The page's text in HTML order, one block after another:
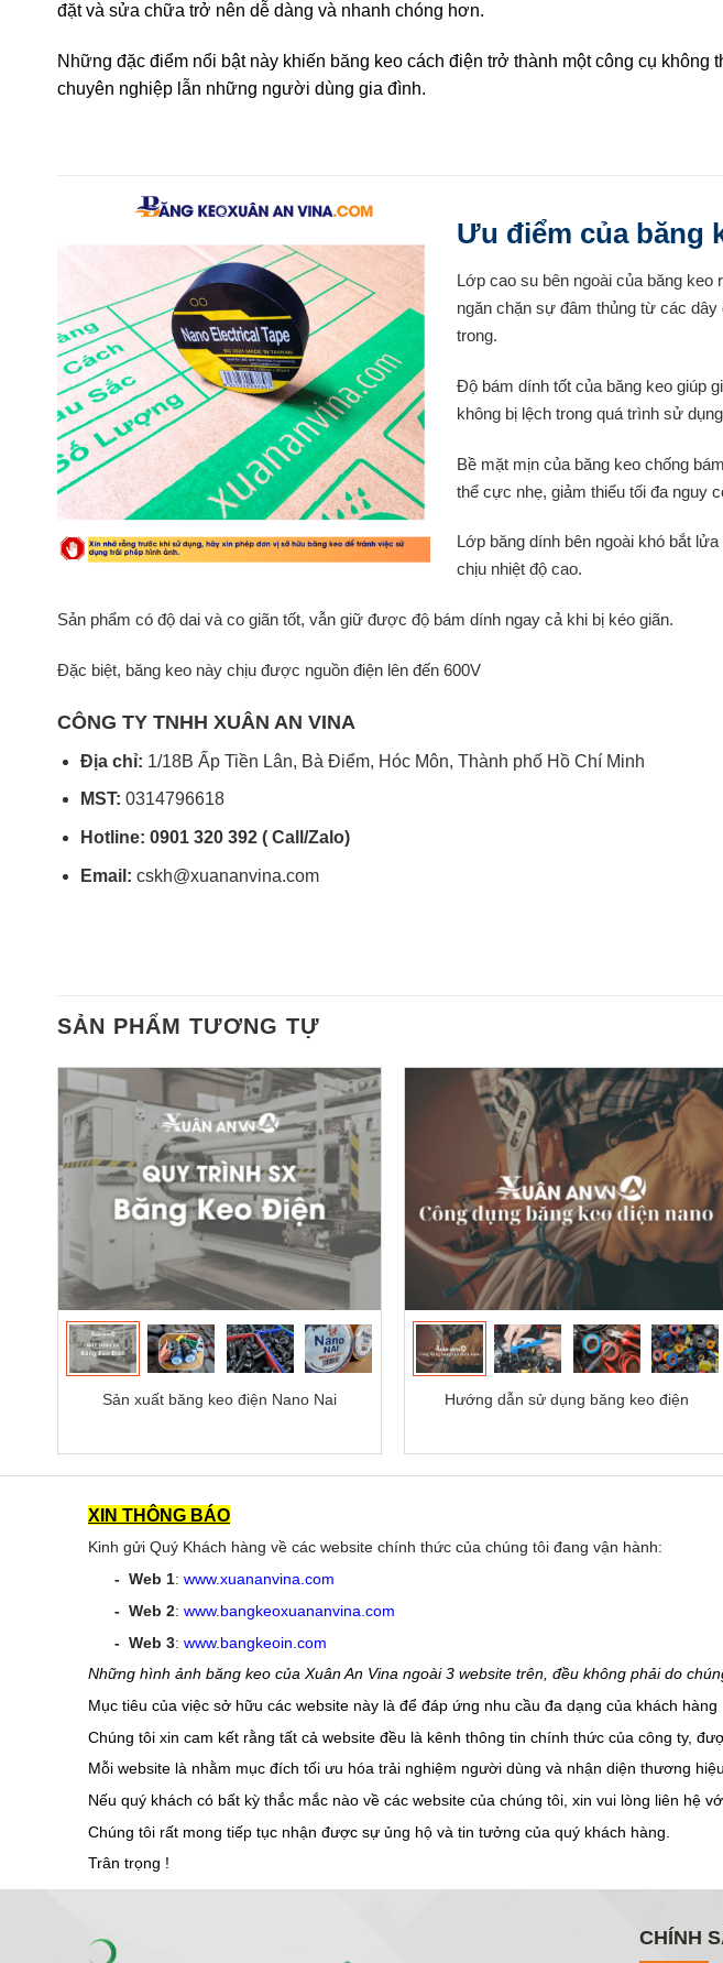
đặt và sửa chữa trở nên dễ dàng và nhanh chóng hơn.
Những đặc điểm nổi bật này khiến băng keo cách điện trở thành một công cụ không
chuyên nghiệp lẫn những người dùng gia đình.
Ưu điểm của băng
Lớp cao su bên ngoài của băng keo
ngăn chặn sự đâm thủng từ các dây
trong.
Độ bám dính tốt của băng keo giúp
không bị lệch trong quá trình sử
Bề mặt mịn của băng keo chống
thể cực nhẹ, giảm thiểu tối đa nguy
Lớp băng dính bên ngoài khó bắt
chịu nhiệt độ cao.
Sản phẩm có độ dai và co giãn tốt, vẫn giữ được độ bám dính ngay cả khi bị kéo giãn.
Đặc biệt, băng keo này chịu được nguồn điện lên đến 600V
CÔNG TY TNHH XUÂN AN VINA
Địa chỉ: 1/18B Ấp Tiền Lân, Bà Điểm, Hóc Môn, Thành phố Hồ Chí Minh
MST: 0314796618
Hotline: 0901 320 392 ( Call/Zalo)
Email: cskh@xuananvina.com
SẢN PHẨM TƯƠNG TỰ
Sản xuất băng keo điện Nano Nai Hướng dẫn sử dụng băng keo điện
XIN THÔNG BÁO
Kinh gửi Quý Khách hàng về các website chính thức của chúng tôi đang vận hành:
- Web 1: www.xuananvina.com
- Web 2: www.bangkeoxuananvina.com
- Web 3: www.bangkeoin.com
Những hình ảnh băng keo của Xuân An Vina ngoài 3 website trên, đều không phải do
Mục tiêu của việc sở hữu các website này là để đáp ứng nhu cầu đa dạng của khách hàng
Chúng tôi xin cam kết rằng tất cả website đều là kênh thông tin chính thức của công ty,
Mỗi website là nhằm mục đích tối ưu hóa trải nghiệm người dùng và nhận diện thương
Nếu quý khách có bất kỳ thắc mắc nào về các website của chúng tôi, xin vui lòng liên hệ
Chúng tôi rất mong tiếp tục nhận được sự ủng hộ và tin tưởng của quý khách hàng.
Trân trọng !
CHÍNH